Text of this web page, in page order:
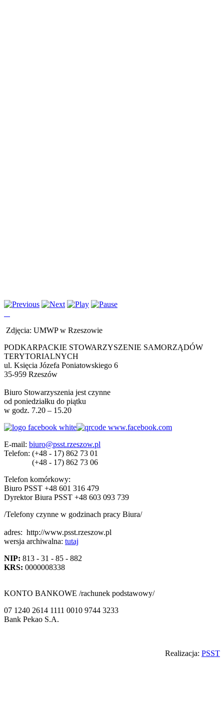
Zdjęcia: UMWP w Rzeszowie
PODKARPACKIE STOWARZYSZENIE SAMORZĄDÓW
TERYTORIALNYCH
ul. Księcia Józefa Poniatowskiego 6
35-959 Rzeszów
Biuro Stowarzyszenia jest czynne
od poniedziałku do piątku
w godz. 7.20 – 15.20
E-mail: biuro@psst.rzeszow.pl
Telefon: (+48 - 17) 862 73 01
(+48 - 17) 862 73 06
Telefon komórkowy:
Biuro PSST +48 601 316 479
Dyrektor Biura PSST +48 603 093 739
/Telefony czynne w godzinach pracy Biura/
adres: http://www.psst.rzeszow.pl
wersja archiwalna: tutaj
NIP: 813 - 31 - 85 - 882
KRS: 0000008338
KONTO BANKOWE /rachunek podstawowy/
07 1240 2614 1111 0010 9744 3233
Bank Pekao S.A.
Realizacja: PSST